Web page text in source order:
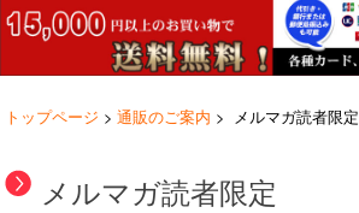
トップページ > 通販のご案内 > メルマガ読者限定
メルマガ読者限定